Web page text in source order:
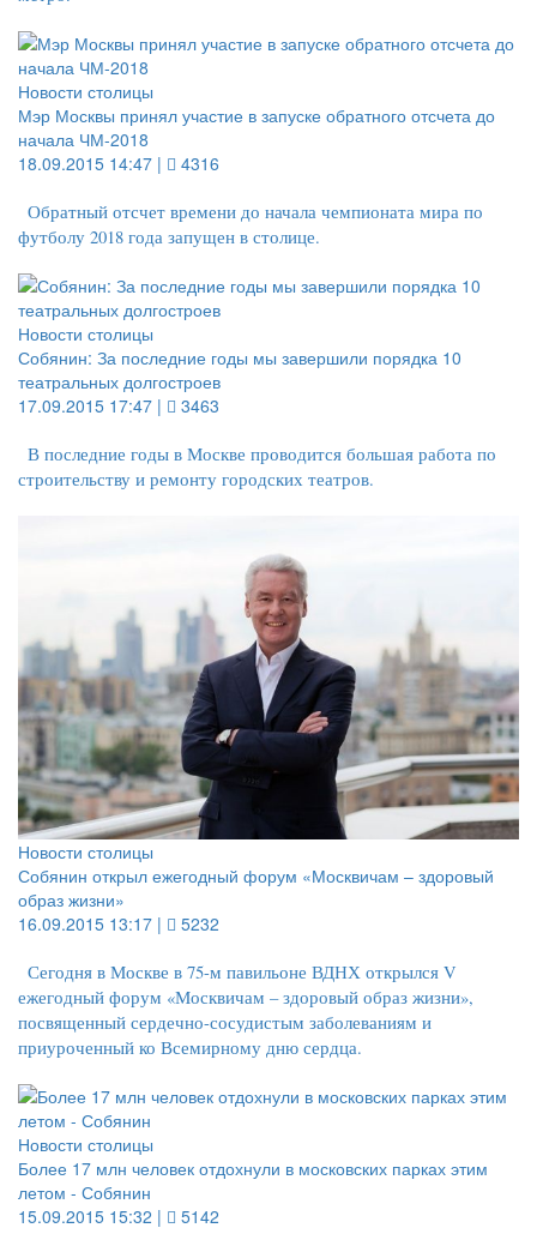
Новости столицы
Мэр Москвы принял участие в запуске обратного отсчета до
начала ЧМ-2018
18.09.2015 14:47 |
4316
Обратный отсчет времени до начала чемпионата мира по
футболу 2018 года запущен в столице.
Новости столицы
Собянин: За последние годы мы завершили порядка 10
театральных долгостроев
17.09.2015 17:47 |
3463
В последние годы в Москве проводится большая работа по
строительству и ремонту городских театров.
Новости столицы
Собянин открыл ежегодный форум «Москвичам – здоровый
образ жизни»
16.09.2015 13:17 |
5232
Сегодня в Москве в 75-м павильоне ВДНХ открылся V
ежегодный форум «Москвичам – здоровый образ жизни»,
посвященный сердечно-сосудистым заболеваниям и
приуроченный ко Всемирному дню сердца.
Новости столицы
Более 17 млн человек отдохнули в московских парках этим
летом - Собянин
15.09.2015 15:32 |
5142